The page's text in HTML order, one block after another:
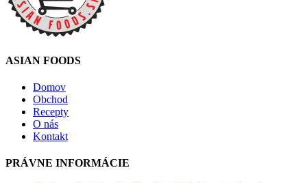
ASIAN FOODS
Domov
Obchod
Recepty
O nás
Kontakt
PRÁVNE INFORMÁCIE